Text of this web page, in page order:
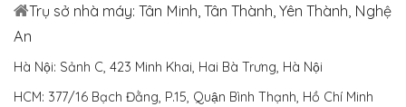
Trụ sở nhà máy: Tân Minh, Tân Thành, Yên Thành, Nghệ
An
Hà Nội: Sảnh C, 423 Minh Khai, Hai Bà Trưng, Hà Nội
HCM: 377/16 Bạch Đằng, P.15, Quận Bình Thạnh, Hồ Chí Minh